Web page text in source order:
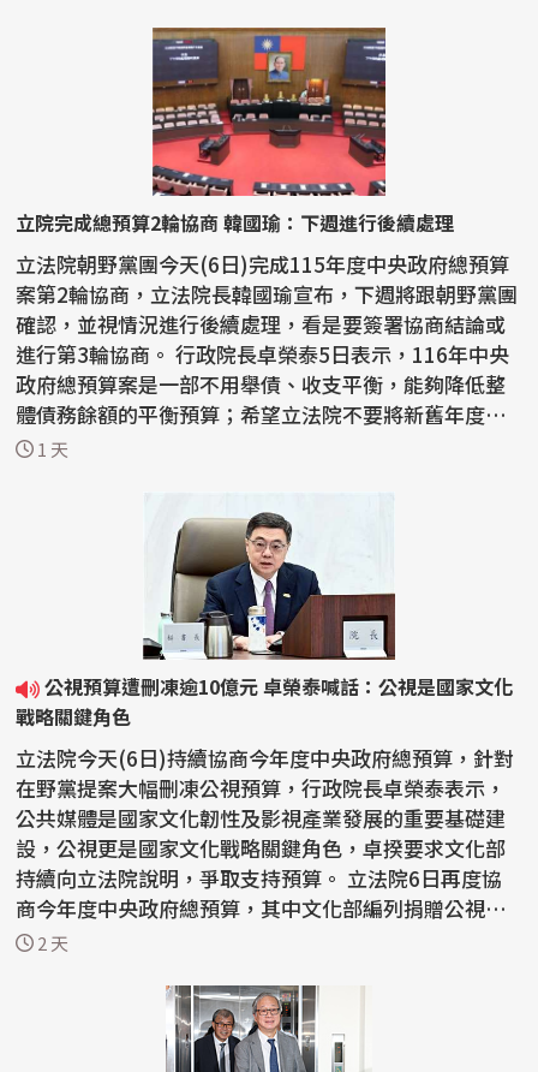
立院完成總預算2輪協商 韓國瑜：下週進行後續處理
立法院朝野黨團今天(6日)完成115年度中央政府總預算
案第2輪協商，立法院長韓國瑜宣布，下週將跟朝野黨團
確認，並視情況進行後續處理，看是要簽署協商結論或
進行第3輪協商。 行政院長卓榮泰5日表示，116年中央
政府總預算案是一部不用舉債、收支平衡，能夠降低整
體債務餘額的平衡預算；希望立法院不要將新舊年度的
預算擺...
1 天
公視預算遭刪凍逾10億元 卓榮泰喊話：公視是國家文化
戰略關鍵角色
立法院今天(6日)持續協商今年度中央政府總預算，針對
在野黨提案大幅刪凍公視預算，行政院長卓榮泰表示，
公共媒體是國家文化韌性及影視產業發展的重要基礎建
設，公視更是國家文化戰略關鍵角色，卓揆要求文化部
持續向立法院說明，爭取支持預算。 立法院6日再度協
商今年度中央政府總預算，其中文化部編列捐贈公視基
金會...
2 天